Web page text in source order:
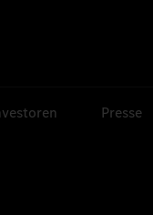
Presse